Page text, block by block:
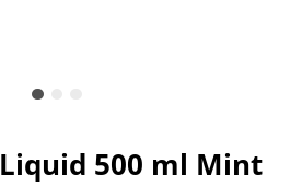
500 ml Mint